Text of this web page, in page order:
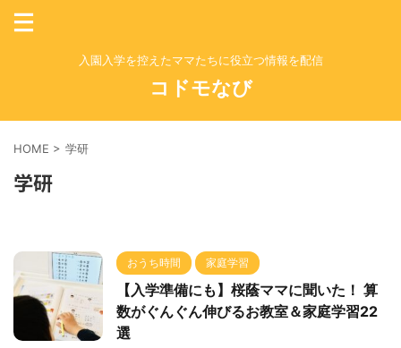
入園入学を控えたママたちに役立つ情報を配信
コドモなび
HOME > 学研
学研
おうち時間 家庭学習
【入学準備にも】桜蔭ママに聞いた！ 算
数がぐんぐん伸びるお教室＆家庭学習22
選